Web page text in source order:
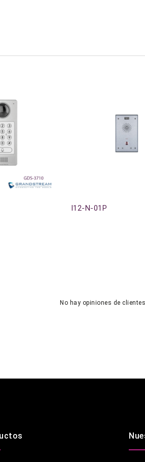
I12-N-01P
No hay opiniones de